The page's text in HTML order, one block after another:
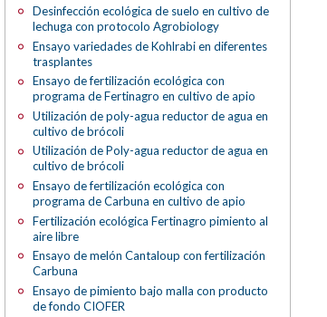
Desinfección ecológica de suelo en cultivo de
lechuga con protocolo Agrobiology
Ensayo variedades de Kohlrabi en diferentes
trasplantes
Ensayo de fertilización ecológica con
programa de Fertinagro en cultivo de apio
Utilización de poly-agua reductor de agua en
cultivo de brócoli
Utilización de Poly-agua reductor de agua en
cultivo de brócoli
Ensayo de fertilización ecológica con
programa de Carbuna en cultivo de apio
Fertilización ecológica Fertinagro pimiento al
aire libre
Ensayo de melón Cantaloup con fertilización
Carbuna
Ensayo de pimiento bajo malla con producto
de fondo CIOFER